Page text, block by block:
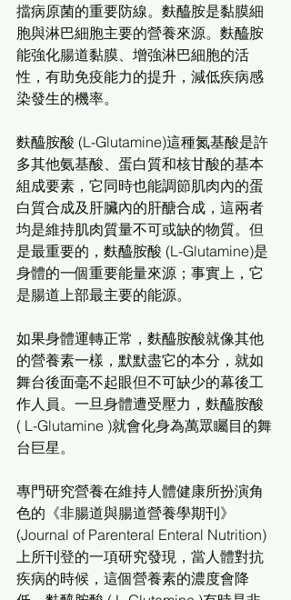
擋病原菌的重要防線。麩醯胺是黏膜細
胞與淋巴細胞主要的營養來源。麩醯胺
能強化腸道黏膜、增強淋巴細胞的活
性，有助免疫能力的提升，減低疾病感
染發生的機率。
麩醯胺酸 (L-Glutamine)這種氮基酸是許
多其他氨基酸、蛋白質和核甘酸的基本
組成要素，它同時也能調節肌肉內的蛋
白質合成及肝臟內的肝醣合成，這兩者
均是維持肌肉質量不可或缺的物質。但
是最重要的，麩醯胺酸 (L-Glutamine)是
身體的一個重要能量來源；事實上，它
是腸道上部最主要的能源。
如果身體運轉正常，麩醯胺酸就像其他
的營養素一樣，默默盡它的本分，就如
舞台後面毫不起眼但不可缺少的幕後工
作人員。一旦身體遭受壓力，麩醯胺酸
( L-Glutamine )就會化身為萬眾矚目的舞
台巨星。
專門研究營養在維持人體健康所扮演角
色的《非腸道與腸道營養學期刊》
(Journal of Parenteral Enteral Nutrition)
上所刊登的一項研究發現，當人體對抗
疾病的時候，這個營養素的濃度會降